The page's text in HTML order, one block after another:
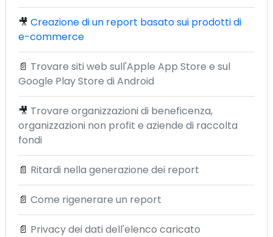
🎥 Creazione di un report basato sui prodotti di
e-commerce
📄 Trovare siti web sull'Apple App Store e sul
Google Play Store di Android
🎥 Trovare organizzazioni di beneficenza,
organizzazioni non profit e aziende di raccolta
fondi
📄 Ritardi nella generazione dei report
📄 Come rigenerare un report
📄 Privacy dei dati dell'elenco caricato